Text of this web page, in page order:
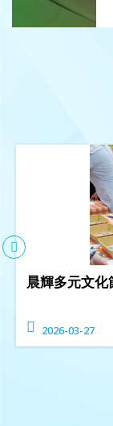
晨輝多元文化
2026-03-27